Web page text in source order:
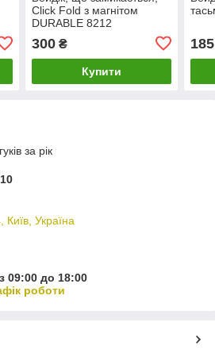
Click Fold з магнітом
DURABLE 8212
300₴
Купити
185
за рік
Україна
09:00 до 18:00
роботи